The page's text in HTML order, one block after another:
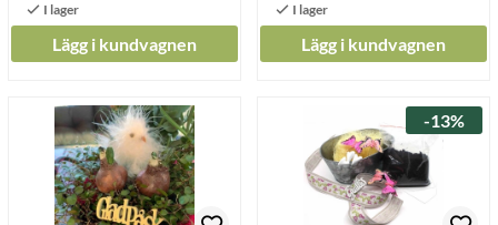
Lägg i kundvagnen Lägg i kundvagnen
-13%